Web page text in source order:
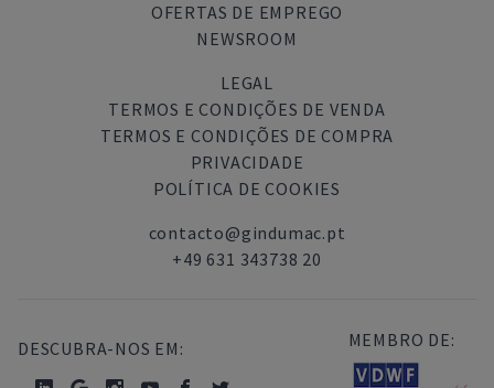
OFERTAS DE EMPREGO
NEWSROOM
LEGAL
TERMOS E CONDIÇÕES DE VENDA
TERMOS E CONDIÇÕES DE COMPRA
PRIVACIDADE
POLÍTICA DE COOKIES
contacto@gindumac.pt
+49 631 343738 20
DESCUBRA-NOS EM: MEMBRO DE: